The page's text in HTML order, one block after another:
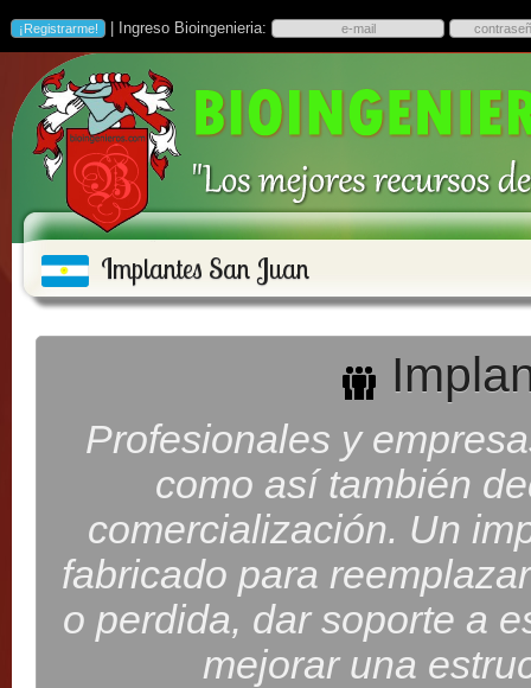
| Ingreso Bioingenieria:
Implantes San Juan
Profesionales y
como así también
comercialización. Un
fabricado para
o perdida, dar soporte a
mejorar una